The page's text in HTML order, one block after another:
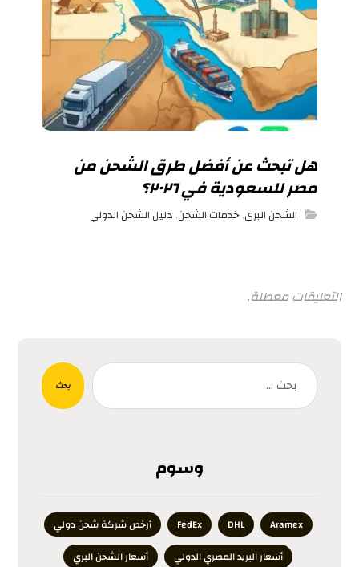
هل تبحث عن أفضل طرق الشحن من
مصر للسعودية في ٢٠٢٦؟
الشحن البرى,خدمات الشحن, دليل الشحن الدولي
التعليقات معطلة.
بحث
وسوم
Aramex
DHL
FedEx
أرخص شركة شحن دولي
أسعار البريد المصري الدولي
أسعار الشحن البري